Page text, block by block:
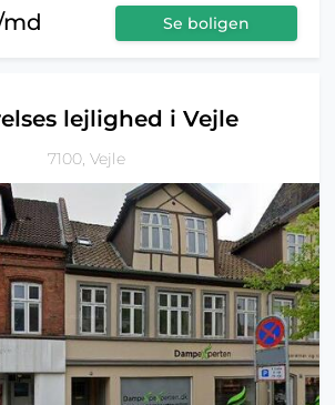
md Se boligen
lejlighed i Vejle
7100, Vejle